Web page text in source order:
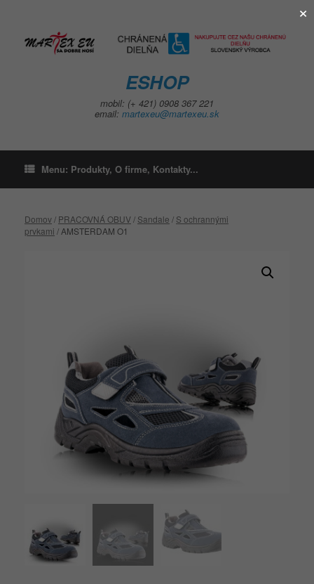
ESHOP
mobil: (+ 421) 0908 367 221
email: martexeu@martexeu.sk
Menu: Produkty, O firme, Kontakty...
Domov/ PRACOVNÁ OBUV/ Sandale / S ochrannými
prvkami / AMSTERDAM O1
×